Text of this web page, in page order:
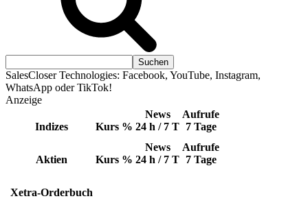
SalesCloser Technologies: Facebook, YouTube, Instagram,
WhatsApp oder TikTok!
Anzeige
Indizes Kurs %
News
24 h / 7 T
Aufrufe
7 Tage
Aktien Kurs %
News
24 h / 7 T
Aufrufe
7 Tage
Xetra-Orderbuch